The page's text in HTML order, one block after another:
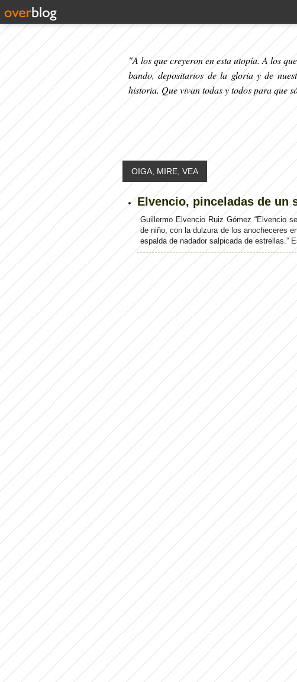
"A los que creyeron en esta utopía. A los
bando, depositarios de la gloria y de
historia. Que vivan todas y todos para que
OIGA, MIRE, VEA
Elvencio, pinceladas de un
Guillermo Elvencio Ruiz Gómez “Elvencio
de niño, con la dulzura de los anocheceres
espalda de nadador salpicada de estrellas.”